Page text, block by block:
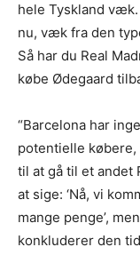
hele Tyskland
nu, væk fra den
Så har du Real
købe Ødegaard
“Barcelona har
potentielle
til at gå til et andet
at sige: ‘Nå, vi
mange penge’,
konkluderer den